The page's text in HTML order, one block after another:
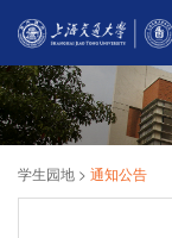
学生园地 > 通知公告